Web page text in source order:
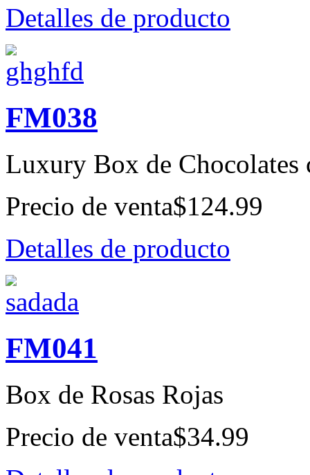
Detalles de producto
FM038
Luxury Box de Chocolates
Precio de venta$124.99
Detalles de producto
FM041
Box de Rosas Rojas
Precio de venta$34.99